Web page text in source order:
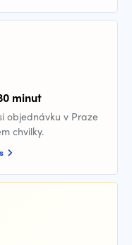
minut
objednávku v Praze
chvilky.